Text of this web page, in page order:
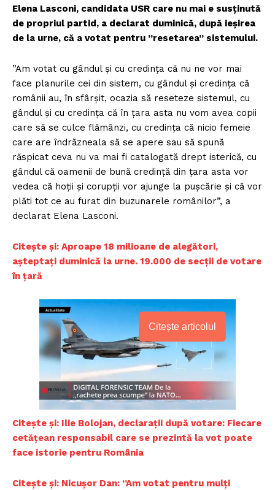
Elena Lasconi, candidata USR care nu mai e susținută
de propriul partid, a declarat duminică, după ieșirea
de la urne, că a votat pentru ”resetarea” sistemului.
”Am votat cu gândul și cu credința că nu ne vor mai
face planurile cei din sistem, cu gândul și credința că
românii au, în sfârșit, ocazia să reseteze sistemul, cu
gândul și cu credința că în țara asta nu vom avea copii
care să se culce flămânzi, cu credința că nicio femeie
care are îndrăzneala să se apere sau să spună
răspicat ceva nu va mai fi catalogată drept isterică, cu
gândul că oamenii de bună credință din țara asta vor
vedea că hoții și corupții vor ajunge la pușcărie și că vor
plăti tot ce au furat din buzunarele românilor”, a
declarat Elena Lasconi.
Citește și: Aproape 18 milioane de alegători,
aşteptaţi duminică la urne. 19.000 de secţii de votare
în ţară
Citește articolul
Citește și: Ilie Bolojan, declarații după votare: Fiecare
cetățean responsabil care se prezintă la vot poate
face istorie pentru România
Citește și: Nicușor Dan: ”Am votat pentru mulți